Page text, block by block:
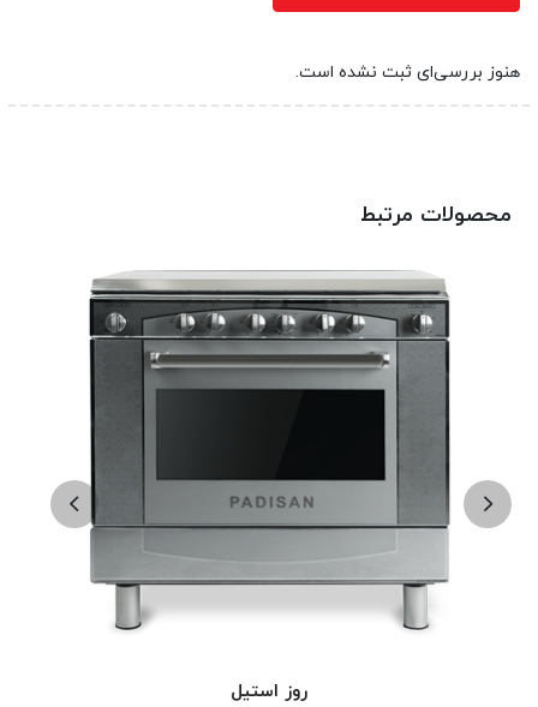
هنوز بررسی‌ای ثبت نشده است.
محصولات مرتبط
روز استیل